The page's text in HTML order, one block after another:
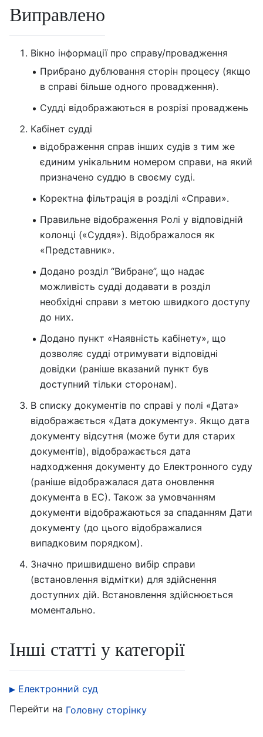
Виправлено
Вікно інформації про справу/провадження
Прибрано дублювання сторін процесу (якщо
в справі більше одного провадження).
Судді відображаються в розрізі проваджень
Кабінет судді
відображення справ інших судів з тим же
єдиним унікальним номером справи, на який
призначено суддю в своєму суді.
Коректна фільтрація в розділі «Справи».
Правильне відображення Ролі у відповідній
колонці («Суддя»). Відображалося як
«Представник».
Додано розділ “Вибране”, що надає
можливість судді додавати в розділ
необхідні справи з метою швидкого доступу
до них.
Додано пункт «Наявність кабінету», що
дозволяє судді отримувати відповідні
довідки (раніше вказаний пункт був
доступний тільки сторонам).
В списку документів по справі у полі «Дата»
відображається «Дата документу». Якщо дата
документу відсутня (може бути для старих
документів), відображається дата
надходження документу до Електронного суду
(раніше відображалася дата оновлення
документа в ЕС). Також за умовчанням
документи відображаються за спаданням Дати
документу (до цього відображалися
випадковим порядком).
Значно пришвидшено вибір справи
(встановлення відмітки) для здійснення
доступних дій. Встановлення здійснюється
моментально.
Інші статті у категорії
Електронний суд
Перейти на Головну сторінку